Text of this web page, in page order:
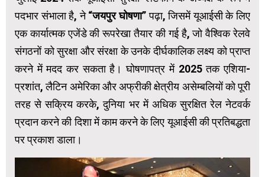
पदभार संभाला है, ने“जयपुर घोषणा”पढ़ा, जिसमें यूआईसी के लिए
एक कार्यात्‍मक एजेंडे की रूपरेखा तैयार की गई है, जो वैश्विक रेलवे
संगठनों को सुरक्षा और संरक्षा के उनके दीर्घकालिक लक्ष्य को प्राप्त
करने में मदद कर सकता है। घोषणापत्र में 2025 तक एशिया-
प्रशांत, लैटिन अमेरिका और अफ्रीकी क्षेत्रीय असेम्‍बलियों को पूरी
तरह से सक्रिय करके, दुनिया भर में अधिक सुरक्षित रेल नेटवर्क
प्रदान करने की दिशा में काम करने के लिए यूआईसी की प्रतिबद्धता
पर प्रकाश डाला।